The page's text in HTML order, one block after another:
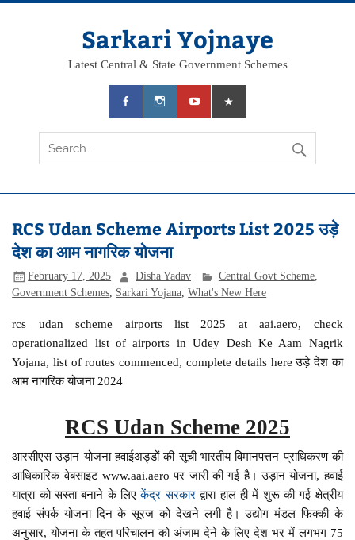
Skip
Sarkari Yojnaye
Latest Central & State Government Schemes
RCS Udan Scheme Airports List 2025 उड़े
देश का आम नागरिक योजना
February 17, 2025 Disha Yadav Central Govt Scheme,
Government Schemes Sarkari Yojana ,What's New Here
rcs udan scheme airports list 2025 at aai.aero, check
operationalized list of airports in Udey Desh Ke Aam Nagrik
Yojana, list of routes commenced, complete details here उड़े देश का
आम नागरिक योजना 2024
RCS Udan Scheme 2025
आरसीएस उड़ान योजना हवाईअड्डों की सूची भारतीय विमानपत्तन प्राधिकरण की
आधिकारिक वेबसाइट www.aai.aero पर जारी की गई है। उड़ान योजना, हवाई
यात्रा को सस्ता बनाने के लिएकेंद्र सरकारद्वारा हाल ही में शुरू की गई क्षेत्रीय
हवाई संपर्क योजना दिन के सूरज को देखने लगी है। उद्योग मंडल फिक्की के
अनुसार, योजना के तहत परिचालन को अंजाम देने के लिए देश भर में लगभग 75